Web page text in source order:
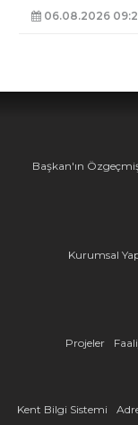
06.08.2026
Başkan'ın
Kurumsal
Projeler
Kent Bilgi Sistemi